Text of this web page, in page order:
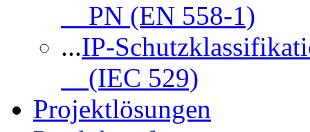
PN (EN 558-1)
...IP-
(IEC 529)
Projektlösungen